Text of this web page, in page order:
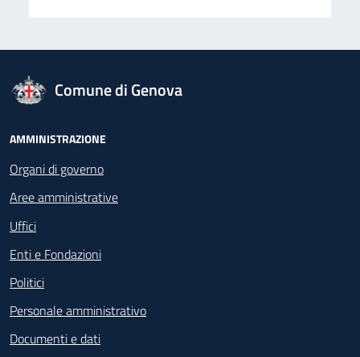
logo Unione Europea
Comune di Genova
Footer - Navigazione
AMMINISTRAZIONE
Organi di governo
Aree amministrative
Uffici
Enti e Fondazioni
Politici
Personale amministrativo
Documenti e dati